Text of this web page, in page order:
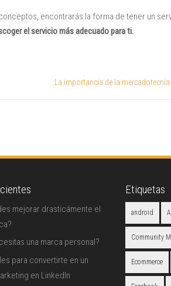
encontrarás la forma de tener un
el servicio más adecuado para ti.
La importancia de la
mejorar drasticámente el
una marca personal?
para convertirte en un
en LinkedIn
Etiquetas
android
Community
Ecommerce